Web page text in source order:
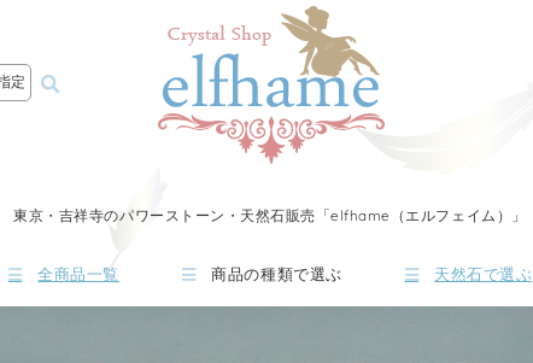
定
東京・吉祥寺のパワーストーン・天然石販売「elfhame（エルフェイム）」
全商品一覧 商品の種類で選ぶ 天然石で選ぶ